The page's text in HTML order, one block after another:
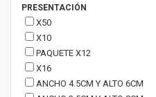
PRESENTACIÓN
X50
X10
PAQUETE X12
X16
ANCHO 4.5CM Y ALTO 6CM